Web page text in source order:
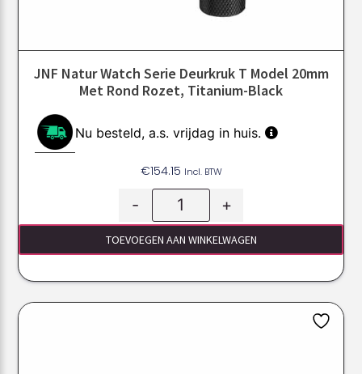
JNF Natur Watch Serie Deurkruk T Model 20mm
Met Rond Rozet, Titanium-Black
Nu besteld, a.s.vrijdag in huis.
€154.15 Incl. BTW
- +
TOEVOEGEN AAN WINKELWAGEN